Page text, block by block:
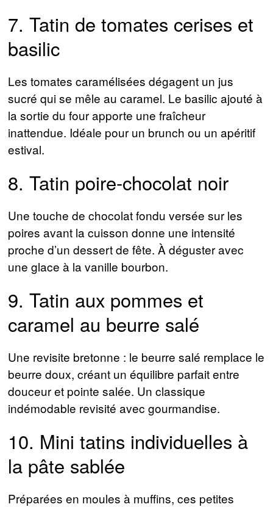
7. Tatin de tomates cerises et
basilic
Les tomates caramélisées dégagent un jus
sucré qui se mêle au caramel. Le basilic ajouté à
la sortie du four apporte une fraîcheur
inattendue. Idéale pour un brunch ou un apéritif
estival.
8. Tatin poire-chocolat noir
Une touche de chocolat fondu versée sur les
poires avant la cuisson donne une intensité
proche d’un dessert de fête. À déguster avec
une glace à la vanille bourbon.
9. Tatin aux pommes et
caramel au beurre salé
Une revisite bretonne : le beurre salé remplace le
beurre doux, créant un équilibre parfait entre
douceur et pointe salée. Un classique
indémodable revisité avec gourmandise.
10. Mini tatins individuelles à
la pâte sablée
Préparées en moules à muffins, ces petites